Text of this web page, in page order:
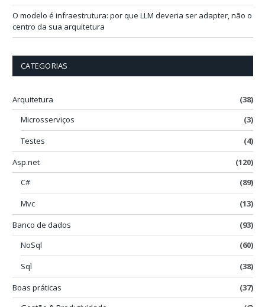
O modelo é infraestrutura: por que LLM deveria ser adapter, não o
centro da sua arquitetura
CATEGORIAS
Arquitetura
(38)
Microsserviços
(3)
Testes
(4)
Asp.net
(120)
C#
(89)
Mvc
(13)
Banco de dados
(93)
NoSql
(60)
Sql
(38)
Boas práticas
(37)